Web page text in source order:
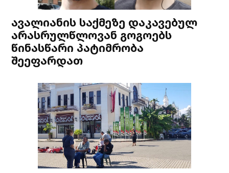
ავალიანის საქმეზე დაკავებულ
არასრულწლოვან გოგოებს
წინასწარი პატიმრობა
შეეფარდათ